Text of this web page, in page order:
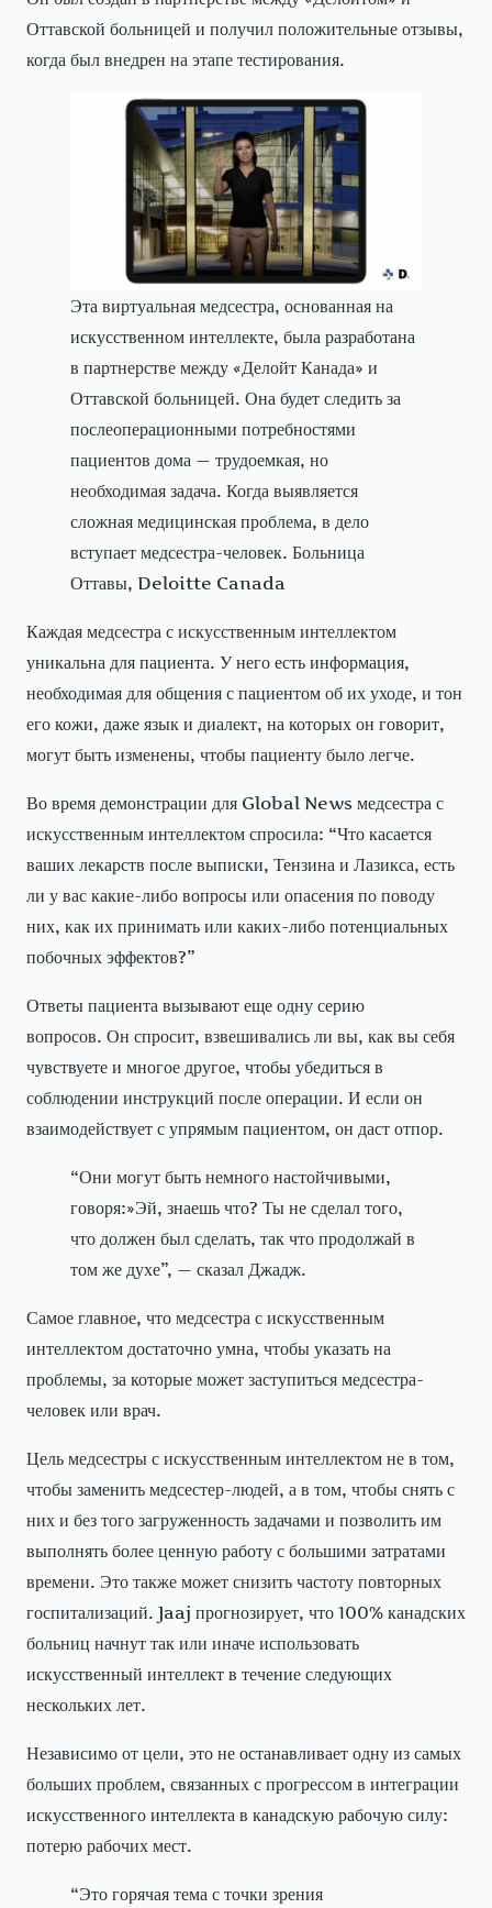
Оттавской больницей и получил положительные отзывы,
когда был внедрен на этапе тестирования.
Эта виртуальная медсестра, основанная на
искусственном интеллекте, была разработана
в партнерстве между «Делойт Канада» и
Оттавской больницей. Она будет следить за
послеоперационными потребностями
пациентов дома — трудоемкая, но
необходимая задача. Когда выявляется
сложная медицинская проблема, в дело
вступает медсестра-человек. Больница
Оттавы, Deloitte Canada
Каждая медсестра с искусственным интеллектом
уникальна для пациента. У него есть информация,
необходимая для общения с пациентом об их уходе, и тон
его кожи, даже язык и диалект, на которых он говорит,
могут быть изменены, чтобы пациенту было легче.
Во время демонстрации для Global News медсестра с
искусственным интеллектом спросила: “Что касается
ваших лекарств после выписки, Тензина и Лазикса, есть
ли у вас какие-либо вопросы или опасения по поводу
них, как их принимать или каких-либо потенциальных
побочных эффектов?”
Ответы пациента вызывают еще одну серию
вопросов. Он спросит, взвешивались ли вы, как вы себя
чувствуете и многое другое, чтобы убедиться в
соблюдении инструкций после операции. И если он
взаимодействует с упрямым пациентом, он даст отпор.
“Они могут быть немного настойчивыми,
говоря:»Эй, знаешь что? Ты не сделал того,
что должен был сделать, так что продолжай в
том же духе”, — сказал Джадж.
Самое главное, что медсестра с искусственным
интеллектом достаточно умна, чтобы указать на
проблемы, за которые может заступиться медсестра-
человек или врач.
Цель медсестры с искусственным интеллектом не в том,
чтобы заменить медсестер-людей, а в том, чтобы снять с
них и без того загруженность задачами и позволить им
выполнять более ценную работу с большими затратами
времени. Это также может снизить частоту повторных
госпитализаций. Jaaj прогнозирует, что 100% канадских
больниц начнут так или иначе использовать
искусственный интеллект в течение следующих
нескольких лет.
Независимо от цели, это не останавливает одну из самых
больших проблем, связанных с прогрессом в интеграции
искусственного интеллекта в канадскую рабочую силу:
потерю рабочих мест.
“Это горячая тема с точки зрения